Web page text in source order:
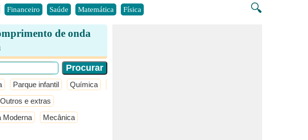
🔍
Financeiro Saúde Matemática Física
de onda
Parque infantil Química
Outros e extras
Moderna Mecânica